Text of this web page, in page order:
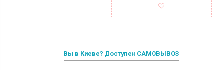
Вы в Киеве? Доступен САМОВЫВОЗ